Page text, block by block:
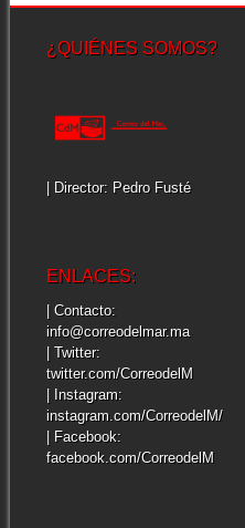
¿QUIÉNES SOMOS?
| Director: Pedro Fusté
ENLACES:
| Contacto:
info@correodelmar.ma
| Twitter:
twitter.com/CorreodelM
| Instagram:
instagram.com/CorreodelM/
| Facebook:
facebook.com/CorreodelM